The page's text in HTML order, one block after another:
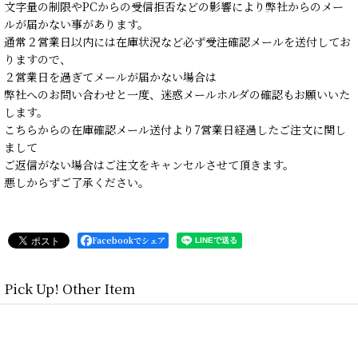
文字量の制限やPCからの受信拒否などの影響により弊社からのメー
ルが届かない事があります。
通常２営業日以内には在庫状況など必ず受注確認メールを送付してお
りますので、
２営業日を過ぎてメールが届かない場合は
弊社へのお問い合わせと一度、迷惑メールホルダの確認もお願いいた
します。
こちらからの在庫確認メール送付より7営業日経過したご注文に関し
まして
ご返信がない場合はご注文をキャンセルさせて頂きます。
悪しからずご了承ください。
Facebookでシェア
Pick Up! Other Item